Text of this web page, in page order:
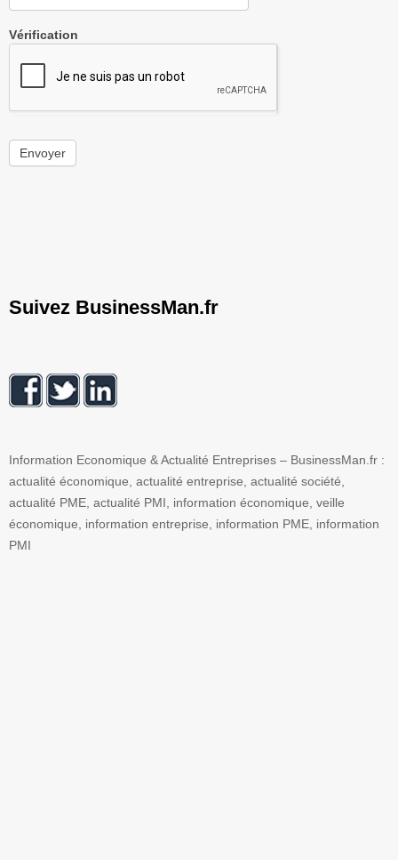
Vérification
Envoyer
Suivez BusinessMan.fr
Information Economique & Actualité Entreprises – BusinessMan.fr :
actualité économique, actualité entreprise, actualité société,
actualité PME, actualité PMI, information économique, veille
économique, information entreprise, information PME, information
PMI